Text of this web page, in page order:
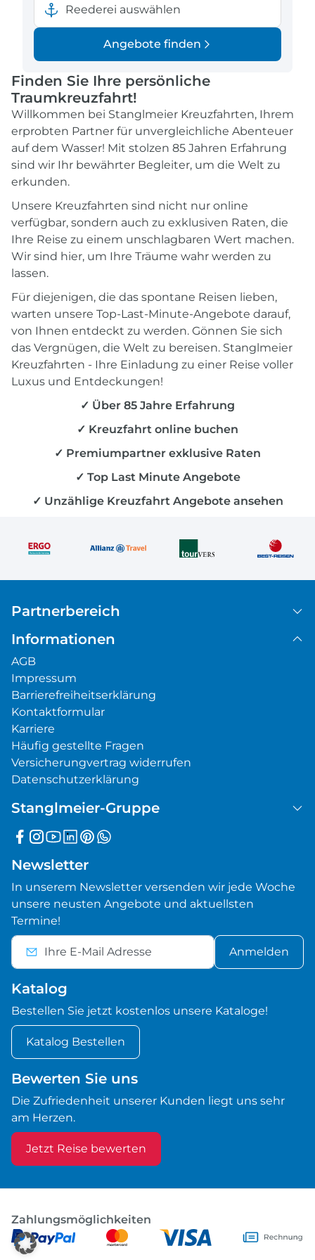
Südostasien
Transarabien
Transatlantik
Westeuropa
Asien
Antarktis
Nordamerika Ostküste
Nordamerika Westküste
Mittelamerika
Weltreise
Rhein
Seine
Indischer Ozean
Rhône
Mosel
Elbe
Amazonas
Benelux
Südostasien
Nil
Saone
Neckar
Mekong
Wolga
Weser
Sensee
Main
Nordamerikanische Flüsse
Arktis
Transreise
Hapag-Lloyd Cruises
Holland America Line
Mein Schiff - TUI Cruises
MSC Cruises
NCL
Nicko Cruises
Nicko Cruises Hochsee
Oceania Cruises
P&O Cruises
Phoenix Flusskreuzfahrten
Phoenix Seereisen
Plantours Hochseekreuzfahrten
Ponant
Princess Cruises
Regent Seven Seas Cruises
Royal Caribbean International
Running on Waves
Scenic Luxury Cruises
Scenic Luxury River Cruises
Sea Cloud Cruises
Seabourn
Seadream YachtClub
Star Clippers
Swan Hellenic
VIVA Cruises
Reederei auswählen
Angebote finden
Finden Sie Ihre persönliche
Traumkreuzfahrt!
Willkommen bei Stanglmeier Kreuzfahrten, Ihrem
erprobten Partner für unvergleichliche Abenteuer
auf dem Wasser! Mit stolzen 85 Jahren Erfahrung
sind wir Ihr bewährter Begleiter, um die Welt zu
erkunden.
Unsere Kreuzfahrten sind nicht nur online
verfügbar, sondern auch zu exklusiven Raten, die
Ihre Reise zu einem unschlagbaren Wert machen.
Wir sind hier, um Ihre Träume wahr werden zu
lassen.
Für diejenigen, die das spontane Reisen lieben,
warten unsere Top-Last-Minute-Angebote darauf,
von Ihnen entdeckt zu werden. Gönnen Sie sich
das Vergnügen, die Welt zu bereisen. Stanglmeier
Kreuzfahrten - Ihre Einladung zu einer Reise voller
Luxus und Entdeckungen!
✓ Über 85 Jahre Erfahrung
✓ Kreuzfahrt online buchen
✓ Premiumpartner exklusive Raten
✓ Top Last Minute Angebote
✓ Unzählige Kreuzfahrt Angebote ansehen
Partnerbereich
Informationen
AGB
Impressum
Barrierefreiheitserklärung
Kontaktformular
Karriere
Häufig gestellte Fragen
Versicherungvertrag widerrufen
Datenschutzerklärung
Stanglmeier-Gruppe
Newsletter
In unserem Newsletter versenden wir jede Woche
unsere neusten Angebote und aktuellsten
Termine!
Anmelden
Katalog
Bestellen Sie jetzt kostenlos unsere Kataloge!
Katalog Bestellen
Bewerten Sie uns
Die Zufriedenheit unserer Kunden liegt uns sehr
am Herzen.
Jetzt Reise bewerten
Zahlungsmöglichkeiten